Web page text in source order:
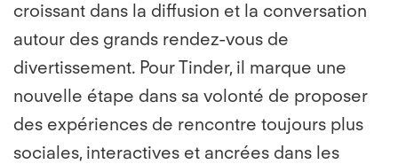
croissant dans la diffusion et la conversation
autour des grands rendez-vous de
divertissement. Pour Tinder, il marque une
nouvelle étape dans sa volonté de proposer
des expériences de rencontre toujours plus
sociales, interactives et ancrées dans les